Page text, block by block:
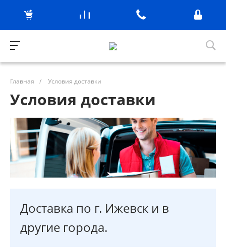
Главная / Условия доставки
Условия доставки
Доставка по г. Ижевск и в
другие города.